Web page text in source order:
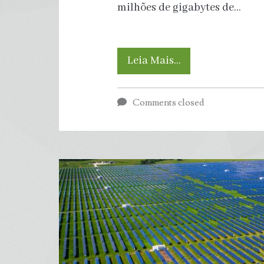
milhões de gigabytes de…
Leia Mais…
Identifica
100
mil
Novas
Espécies
Comments closed